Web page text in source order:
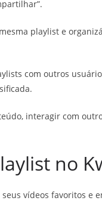
playlist e
com outros
interagir com
no
vídeos favoritos e